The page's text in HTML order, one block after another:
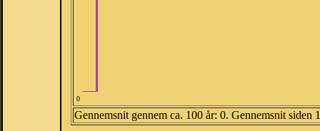
0
Gennemsnit gennem ca. 100 år: 0. Gennemsnit siden